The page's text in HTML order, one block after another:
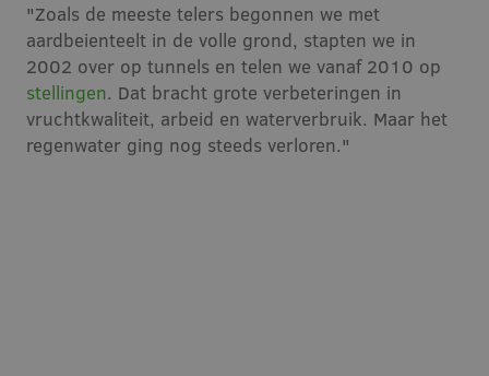
"Zoals de meeste telers begonnen we met
aardbeienteelt in de volle grond, stapten we in
2002 over op tunnels en telen we vanaf 2010 op
stellingen. Dat bracht grote verbeteringen in
vruchtkwaliteit, arbeid en waterverbruik. Maar het
regenwater ging nog steeds verloren."